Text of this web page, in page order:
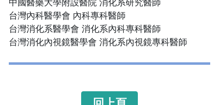
中國醫藥大學附設醫院 消化系研究醫師
台灣內科醫學會 內科專科醫師
台灣消化系醫學會 消化系內科專科醫師
台灣消化內視鏡醫學會 消化系內視鏡專科醫師